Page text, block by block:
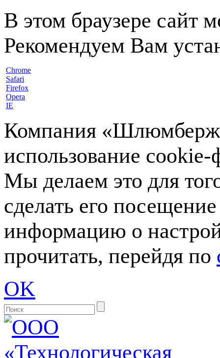
В этом браузере сайт
Рекомендуем Вам
Chrome
Safari
Firefox
Opera
IE
Компания
использование
Мы делаем это для
сделать его
информацию о
прочитать, перейдя по
OK